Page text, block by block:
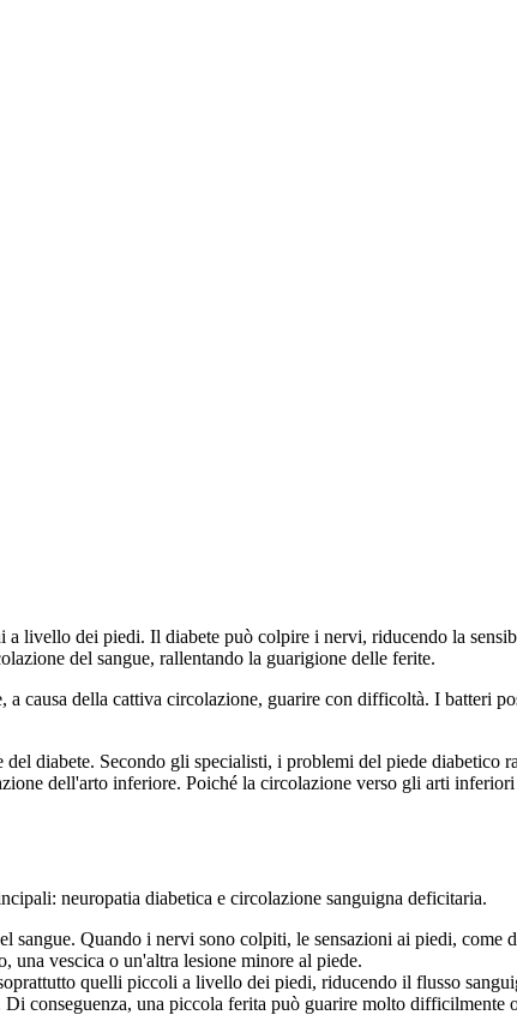
livello dei piedi. Il diabete può colpire i nervi, riducendo la
del sangue, rallentando la guarigione delle ferite.
a causa della cattiva circolazione, guarire con difficoltà. I batteri
diabete. Secondo gli specialisti, i problemi del piede diabetico
dell'arto inferiore. Poiché la circolazione verso gli arti
neuropatia diabetica e circolazione sanguigna deficitaria.
sangue. Quando i nervi sono colpiti, le sensazioni ai piedi, come
una vescica o un'altra lesione minore al piede.
quelli piccoli a livello dei piedi, riducendo il flusso
conseguenza, una piccola ferita può guarire molto difficilmente